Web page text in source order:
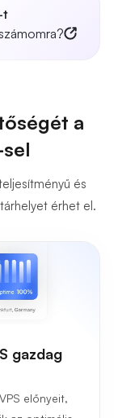
t
a
és
érhet el.
gazdag
előnyeit,